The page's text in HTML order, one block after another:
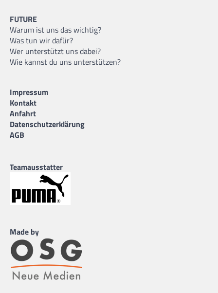
FUTURE
Warum ist uns das wichtig?
Was tun wir dafür?
Wer unterstützt uns dabei?
Wie kannst du uns unterstützen?
Impressum
Kontakt
Anfahrt
Datenschutzerklärung
AGB
Teamausstatter
Made by